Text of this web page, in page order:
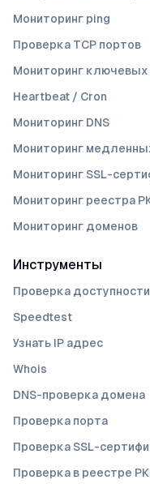
Мониторинг ping
Проверка TCP портов
Мониторинг ключевых
Heartbeat / Cron
Мониторинг DNS
Мониторинг
Мониторинг SSL-
Мониторинг реестра
Мониторинг доменов
Инструменты
Проверка
Speedtest
Узнать IP адрес
Whois
DNS-проверка домена
Проверка порта
Проверка SSL-
Проверка в реестре